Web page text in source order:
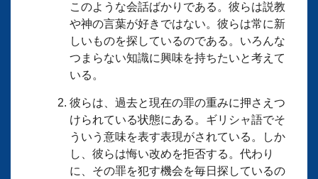
このような会話ばかりである。彼らは説教
や神の言葉が好きではない。彼らは常に新
しいものを探しているのである。いろんな
つまらない知識に興味を持ちたいと考えて
いる。
彼らは、過去と現在の罪の重みに押さえつ
けられている状態にある。ギリシャ語でそ
ういう意味を表す表現がされている。しか
し、彼らは悔い改めを拒否する。代わり
に、その罪を犯す機会を毎日探しているの